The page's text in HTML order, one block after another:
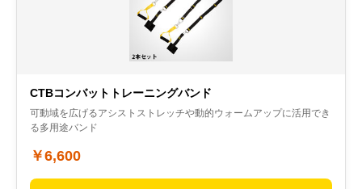
CTBコンバットトレーニングバンド
可動域を広げるアシストストレッチや動的ウォームアップに活用でき
る多用途バンド
￥6,600